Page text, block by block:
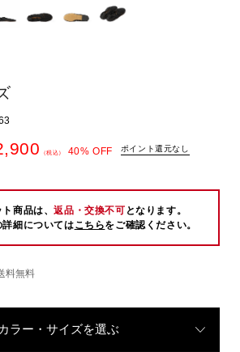
（税込） 40% OFF ポイント還元なし
ト商品は、返品・交換不可 となります。
細についてはこちらをご確認ください。
料無料
カラー・サイズを選ぶ